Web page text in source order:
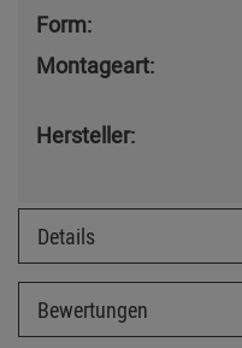
Form:
Montageart:
Hersteller:
Details
Bewertungen